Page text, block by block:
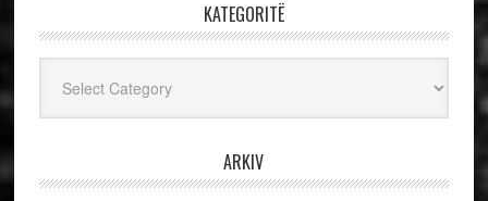
KATEGORITË
ARKIV